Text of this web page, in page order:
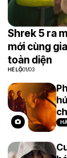
Shrek 5 ra
mới cùng
toàn diện
HÉ LỘ01/03